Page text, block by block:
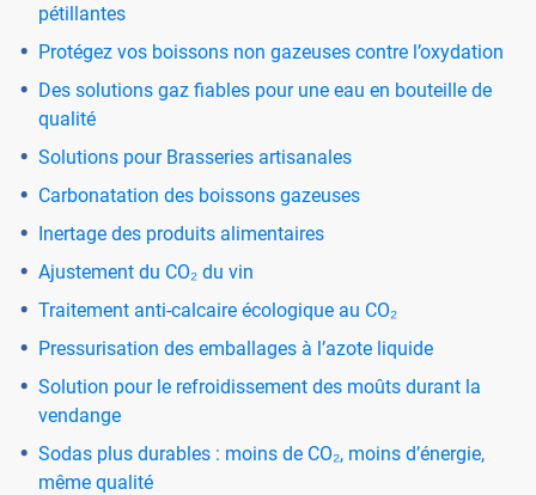
pétillantes
Protégez vos boissons non gazeuses contre l’oxydation
Des solutions gaz fiables pour une eau en bouteille de
qualité
Solutions pour Brasseries artisanales
Carbonatation des boissons gazeuses
Inertage des produits alimentaires
Ajustement du CO₂ du vin
Traitement anti-calcaire écologique au CO₂
Pressurisation des emballages à l’azote liquide
Solution pour le refroidissement des moûts durant la
vendange
Sodas plus durables : moins de CO₂, moins d’énergie,
même qualité